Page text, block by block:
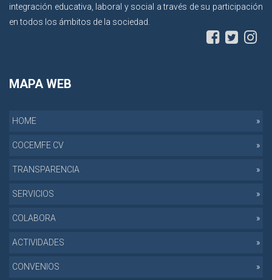
integración educativa, laboral y social a través de su participación
en todos los ámbitos de la sociedad.
MAPA WEB
HOME
COCEMFE CV
TRANSPARENCIA
SERVICIOS
COLABORA
ACTIVIDADES
CONVENIOS